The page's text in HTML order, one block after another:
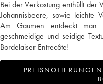
Bei der Verkostung enthüllt
Johannisbeere, sowie leichte
Am Gaumen entdeckt man
geschmeidige und seidige
Bordelaiser Entrecôte!